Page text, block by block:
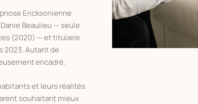
Ericksonienne
Beaulieu — seule
(2020) — et titulaire
2023. Autant de
encadré.
et leurs réalités
souhaitant mieux